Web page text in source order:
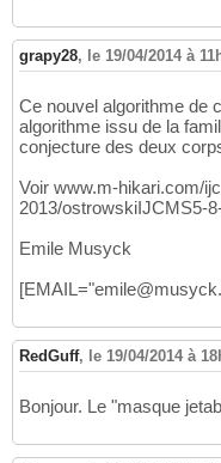
grapy28, le 19/04/2014 à
Ce nouvel algorithme de
algorithme issu de la
conjecture des deux
Voir www.m-hikari.com/
2013/ostrowskiIJCMS5-
Emile Musyck
RedGuff, le 19/04/2014 à
Bonjour. Le "masque